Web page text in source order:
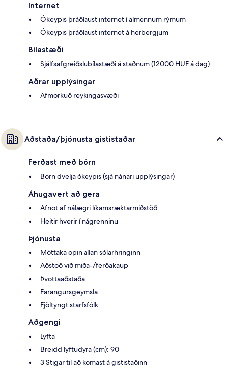
Internet
Ókeypis þráðlaust internet í almennum rýmum
Ókeypis þráðlaust internet á herbergjum
Bílastæði
Sjálfsafgreiðslubílastæði á staðnum (12000 HUF á dag)
Aðrar upplýsingar
Afmörkuð reykingasvæði
Aðstaða/þjónusta gististaðar
Ferðast með börn
Börn dvelja ókeypis (sjá nánari upplýsingar)
Áhugavert að gera
Afnot af nálægri líkamsræktarmiðstöð
Heitir hverir í nágrenninu
Þjónusta
Móttaka opin allan sólarhringinn
Aðstoð við miða-/ferðakaup
Þvottaaðstaða
Farangursgeymsla
Fjöltyngt starfsfólk
Aðgengi
Lyfta
Breidd lyftudyra (cm): 90
3 Stigar til að komast á gististaðinn